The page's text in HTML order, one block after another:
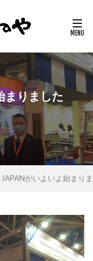
りました
がいよいよ始まり